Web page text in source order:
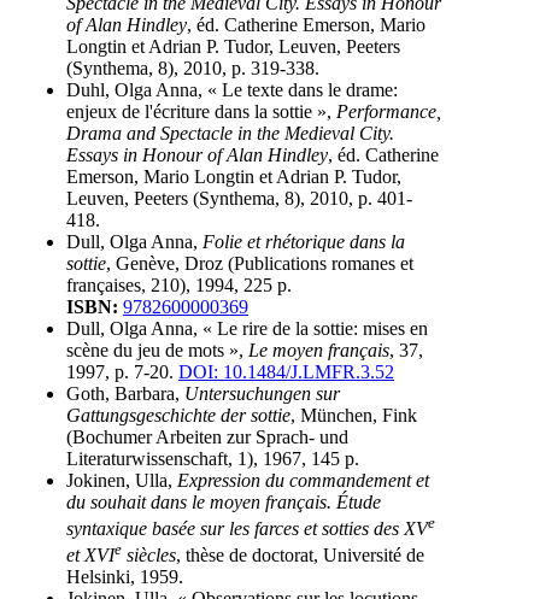
of Alan Hindley, éd. Catherine Emerson, Mario
Longtin et Adrian P. Tudor, Leuven, Peeters
(Synthema, 8), 2010, p. 319-338.
Duhl, Olga Anna, « Le texte dans le drame:
enjeux de l'écriture dans la sottie », Performance,
Drama and Spectacle in the Medieval City.
Essays in Honour of Alan Hindley, éd. Catherine
Emerson, Mario Longtin et Adrian P. Tudor,
Leuven, Peeters (Synthema, 8), 2010, p. 401-
418.
Dull, Olga Anna, Folie et rhétorique dans la
sottie, Genève, Droz (Publications romanes et
françaises, 210), 1994, 225 p.
ISBN: 9782600000369
Dull, Olga Anna, « Le rire de la sottie: mises en
scène du jeu de mots », Le moyen français, 37,
1997, p. 7-20. DOI: 10.1484/J.LMFR.3.52
Goth, Barbara, Untersuchungen sur
Gattungsgeschichte der sottie, München, Fink
(Bochumer Arbeiten zur Sprach- und
Literaturwissenschaft, 1), 1967, 145 p.
Jokinen, Ulla, Expression du commandement et
du souhait dans le moyen français. Étude
syntaxique basée sur les farces et sotties des XVe
et XVIe siècles, thèse de doctorat, Université de
Helsinki, 1959.